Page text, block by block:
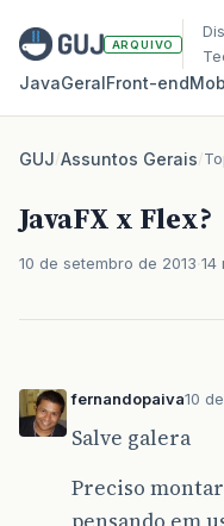
ARQUIVO
JavaGeralFront‑end
GUJ/Assuntos Gerais/
JavaFX x Flex?
10 de setembro de 2013 14
fernandopaiva10
Salve galera
Preciso